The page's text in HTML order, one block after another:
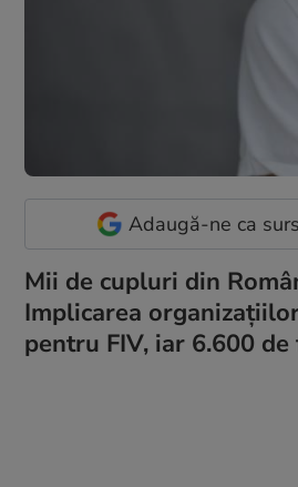
Adaugă-ne ca
Mii de cupluri din
Implicarea
pentru FIV, iar 6.600